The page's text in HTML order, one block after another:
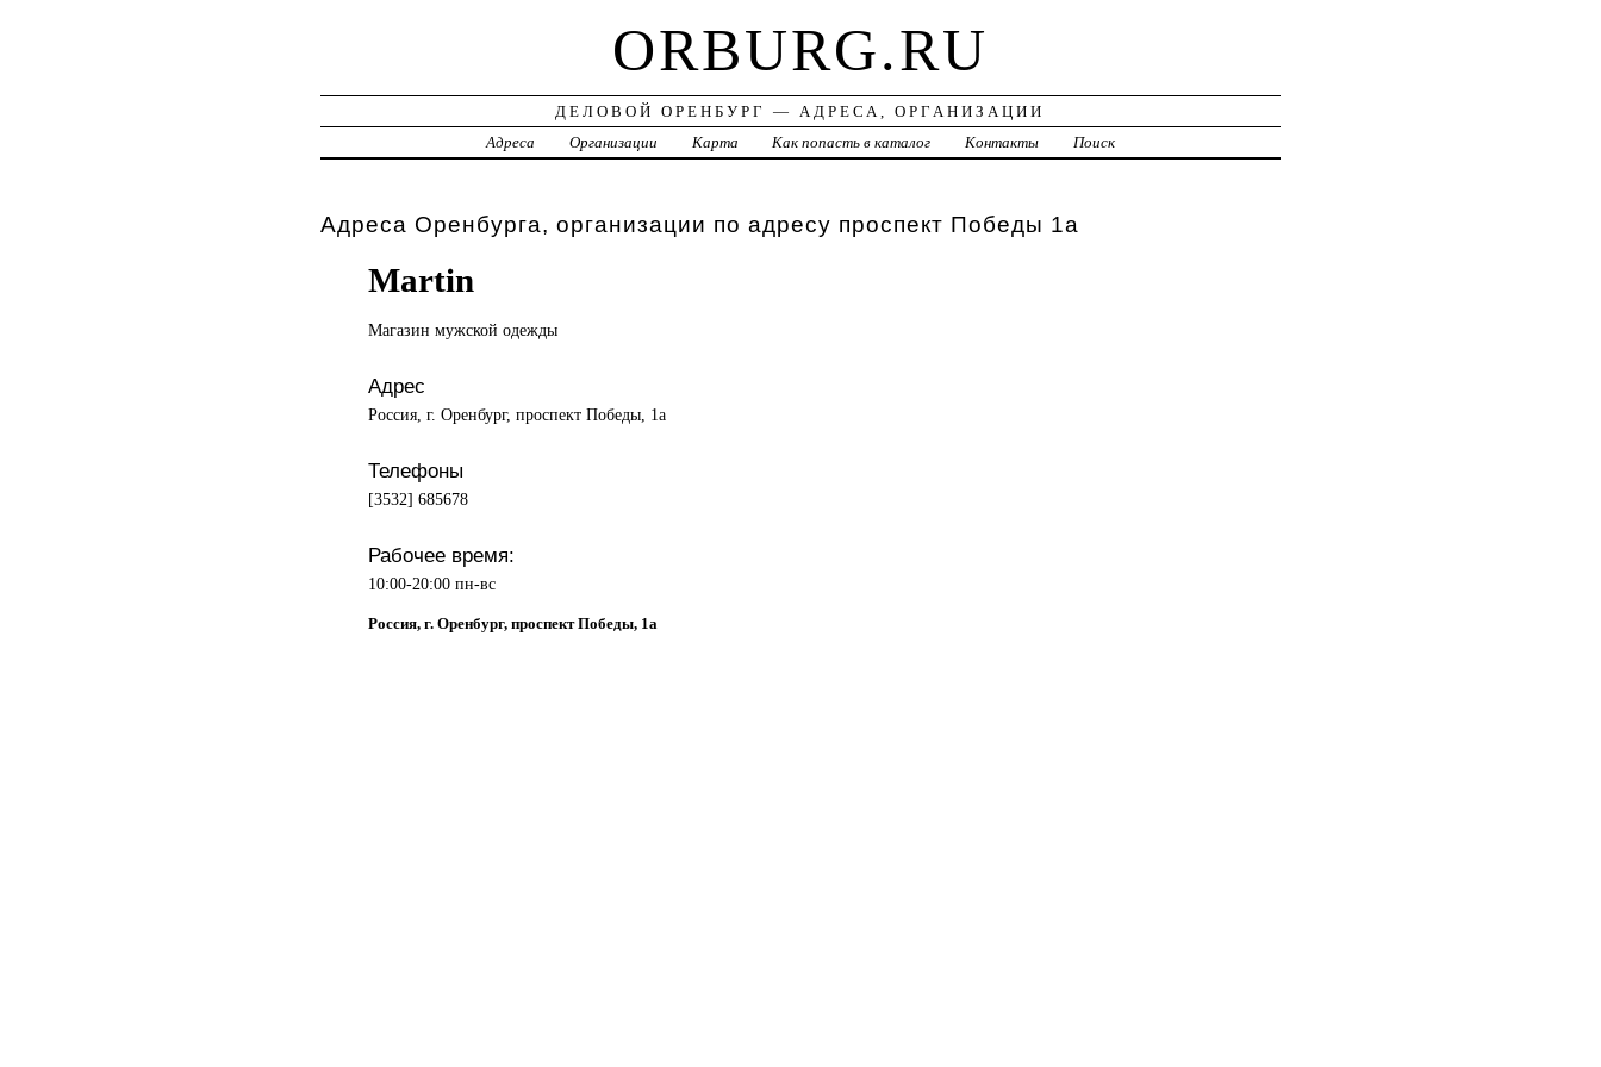
ORBURG.RU
ДЕЛОВОЙ ОРЕНБУРГ — АДРЕСА, ОРГАНИЗАЦИИ
Адреса
Организации Карта Как попасть в каталог Контакты Поиск
Адреса Оренбурга, организации по адресу проспект Победы 1а
Martin
Магазин мужской одежды
Адрес
Россия, г. Оренбург, проспект Победы, 1а
Телефоны
[3532] 685678
Рабочее время:
10:00-20:00 пн-вс
Россия, г. Оренбург, проспект Победы, 1а